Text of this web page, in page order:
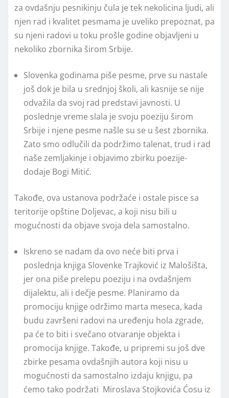
za ovdašnju pesnikinju čula je tek nekolicina ljudi, ali
njen rad i kvalitet pesmama je uveliko prepoznat, pa
su njeni radovi u toku prošle godine objavljeni u
nekoliko zbornika širom Srbije.
Slovenka godinama piše pesme, prve su nastale
još dok je bila u srednjoj školi, ali kasnije se nije
odvažila da svoj rad predstavi javnosti. U
poslednje vreme slala je svoju poeziju širom
Srbije i njene pesme našle su se u šest zbornika.
Zato smo odlučili da podržimo talenat, trud i rad
naše zemljakinje i objavimo zbirku poezije-
dodaje Bogi Mitić.
Takođe, ova ustanova podržaće i ostale pisce sa
teritorije opštine Doljevac, a koji nisu bili u
mogućnosti da objave svoja dela samostalno.
Iskreno se nadam da ovo neće biti prva i
poslednja knjiga Slovenke Trajković iz Malošišta,
jer ona piše prelepu poeziju i na ovdašnjem
dijalektu, ali i dečje pesme. Planiramo da
promociju knjige održimo marta meseca, kada
budu završeni radovi na uređenju hola zgrade,
pa će to biti i svečano otvaranje objekta i
promocija knjige. Takođe, u pripremi su još dve
zbirke pesama ovdašnjih autora koji nisu u
mogućnosti da samostalno izdaju knjigu, pa
ćemo tako podržati Miroslava Stojkovića Ćosu iz